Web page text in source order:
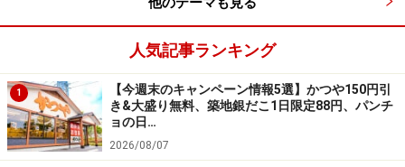
事に関連する資格やスキルを身につけ、業務の幅を広げ
る」「上司との面談の際に、管理職を目指したいと伝え
る」などがあります。
●40代、50代の女性が収入をアップする方法2：
る
人気記事ランキング
1
【今週末のキャンペーン情報5選】かつや150円引
き&大盛り無料、築地銀だこ1日限定88円、パンチ
ョの日…
2026/08/07